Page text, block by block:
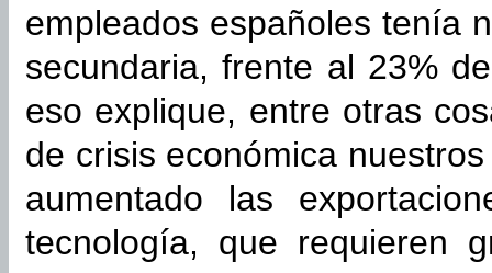
empleados españoles tenía
secundaria, frente al 23%
eso explique, entre otras
de crisis económica
aumentado las
tecnología, que requieren